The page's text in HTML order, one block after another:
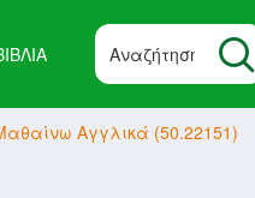
Αγγλικά (50.22151)